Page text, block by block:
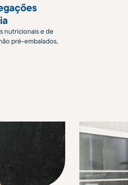
nutricionais e de
pré-embalados,